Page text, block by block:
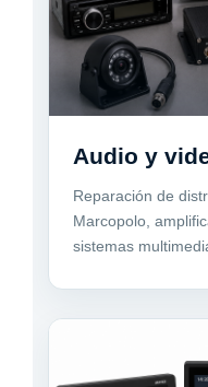
Audio y
Reparación de
Marcopolo,
sistemas